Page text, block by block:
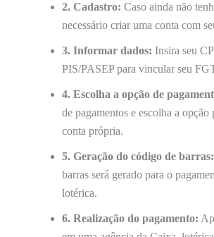
2. Cadastro: Caso ainda não
necessário criar uma conta com
3. Informar dados: Insira seu
PIS/PASEP para vincular seu
4. Escolha a opção de
de pagamentos e escolha a opção
conta própria.
5. Geração do código de barras:
barras será gerado para o
lotérica.
6. Realização do pagamento: